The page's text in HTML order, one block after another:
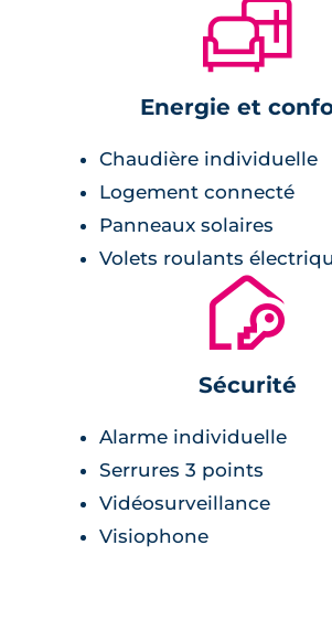
🛋
Energie et
Chaudière individuelle
Logement connecté
Panneaux solaires
Volets roulants
🔐
Sécurité
Alarme individuelle
Serrures 3 points
Vidéosurveillance
Visiophone